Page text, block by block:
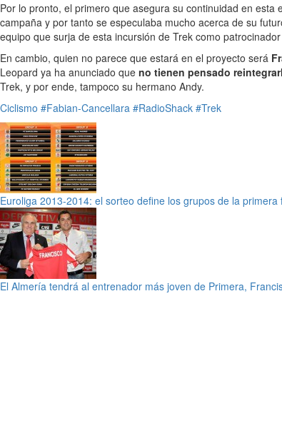
Por lo pronto, el primero que asegura su continuidad en esta
campaña y por tanto se especulaba mucho acerca de su
equipo que surja de esta incursión de Trek como
En cambio, quien no parece que estará en el proyecto será
Leopard ya ha anunciado que no tienen pensado
Trek, y por ende, tampoco su hermano Andy.
Ciclismo #Fabian-Cancellara #RadioShack #Trek
Euroliga 2013-2014: el sorteo define los grupos de la primera
El Almería tendrá al entrenador más joven de Primera,